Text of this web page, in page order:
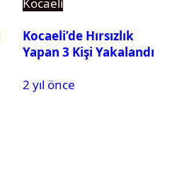
Kocaeli
Kocaeli’de Hırsızlık
Yapan 3 Kişi Yakalandı
2 yıl önce